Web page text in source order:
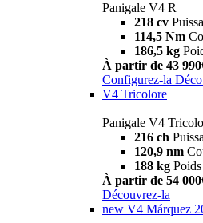
Panigale V4 R
218 cv
114,5 Nm
186,5 kg
À partir de 43
Configurez-la
V4 Tricolore
Panigale V4
216 ch
120,9 nm
188 kg
À partir de 54
Découvrez-la
new V4 Márquez